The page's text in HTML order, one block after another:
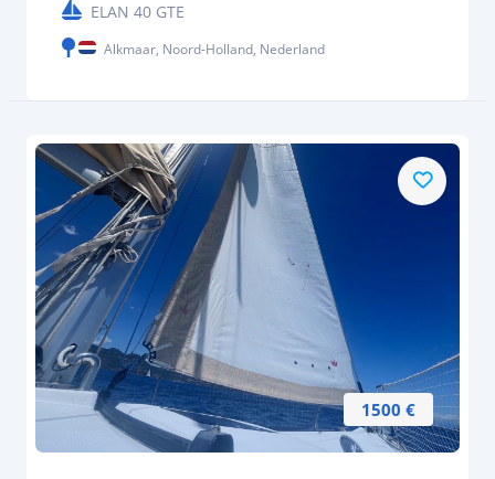
ELAN 40 GTE
Alkmaar, Noord-Holland, Nederland
1500 €